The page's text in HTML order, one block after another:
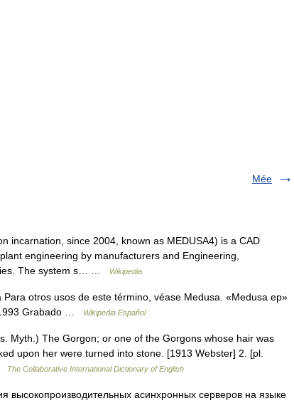
Mée
incarnation, since 2004, known as MEDUSA4) is a CAD
engineering by manufacturers and Engineering,
The system s… …
Wikipedia
otros usos de este término, véase Medusa. «Medusa ep»
Grabado …
Wikipedia Español
Myth.) The Gorgon; or one of the Gorgons whose hair was
upon her were turned into stone. [1913 Webster] 2. [pl.
The Collaborative International Dictionary of English
асинхронных серверов на языке